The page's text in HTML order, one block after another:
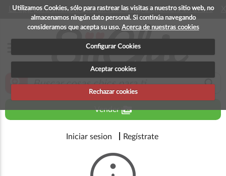
Utilizamos Cookies, sólo para rastrear las visitas a nuestro sitio web, no
almacenamos ningún dato personal. Si continúa navegando
consideramos que acepta su uso. Acerca de nuestras cookies
Configurar Cookies
Aceptar cookies
Rechazar cookies
La app para android esta en fase beta, disponible en breve
zoom_in search
Venderperm_media
Iniciar sesion Regístrate